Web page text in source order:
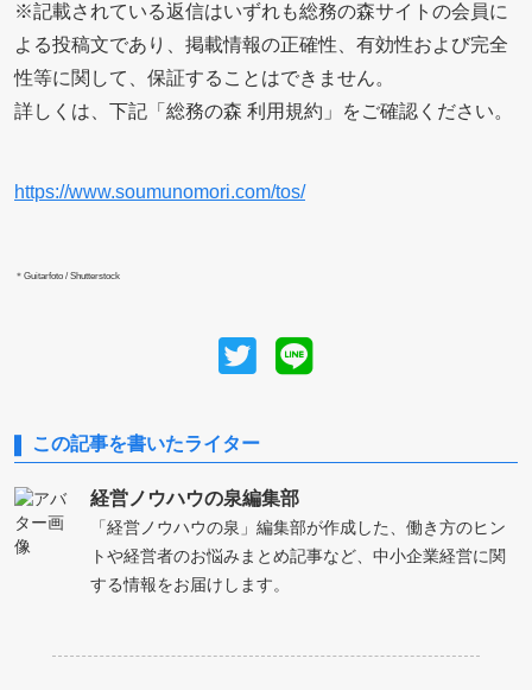
※記載されている返信はいずれも総務の森サイトの会員に
よる投稿文であり、掲載情報の正確性、有効性および完全
性等に関して、保証することはできません。
詳しくは、下記「総務の森 利用規約」をご確認ください。
https://www.soumunomori.com/tos/
＊Guitarfoto / Shutterstock
この記事を書いたライター
経営ノウハウの泉編集部
「経営ノウハウの泉」編集部が作成した、働き方のヒン
トや経営者のお悩みまとめ記事など、中小企業経営に関
する情報をお届けします。